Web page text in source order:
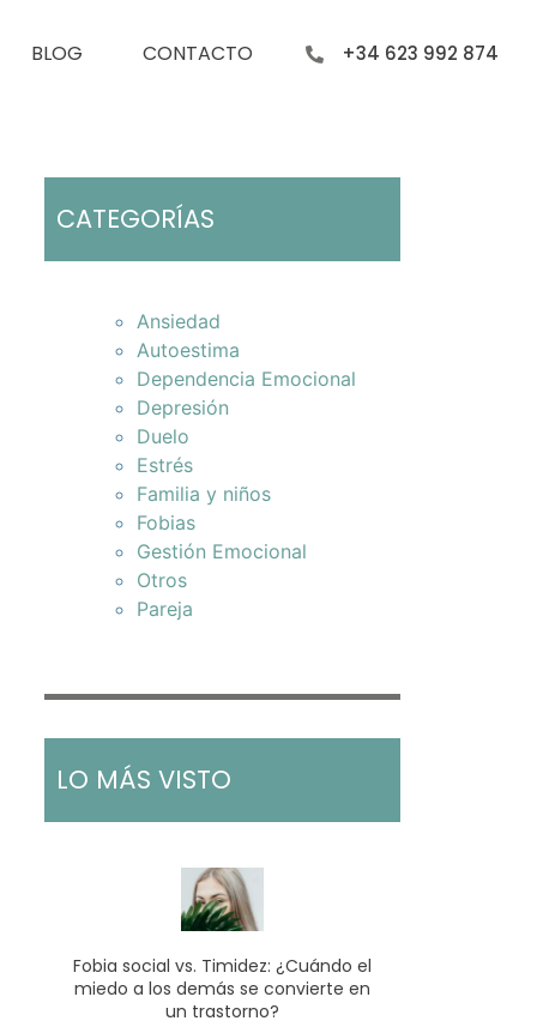
BLOG CONTACTO +34 623 992 874
CATEGORÍAS
Ansiedad
Autoestima
Dependencia Emocional
Depresión
Duelo
Estrés
Familia y niños
Fobias
Gestión Emocional
Otros
Pareja
LO MÁS VISTO
Fobia social vs. Timidez: ¿Cuándo el
miedo a los demás se convierte en
un trastorno?